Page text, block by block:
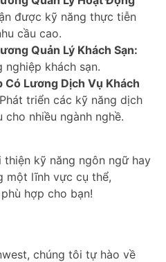
được kỹ năng thực tiễn
cầu cao.
Quản Lý Khách Sạn:
nghiệp khách sạn.
Lương Dịch Vụ Khách
Phát triển các kỹ năng dịch
nhiều ngành nghề.
kỹ năng ngôn ngữ hay
một lĩnh vực cụ thể,
hợp cho bạn!
chúng tôi tự hào về